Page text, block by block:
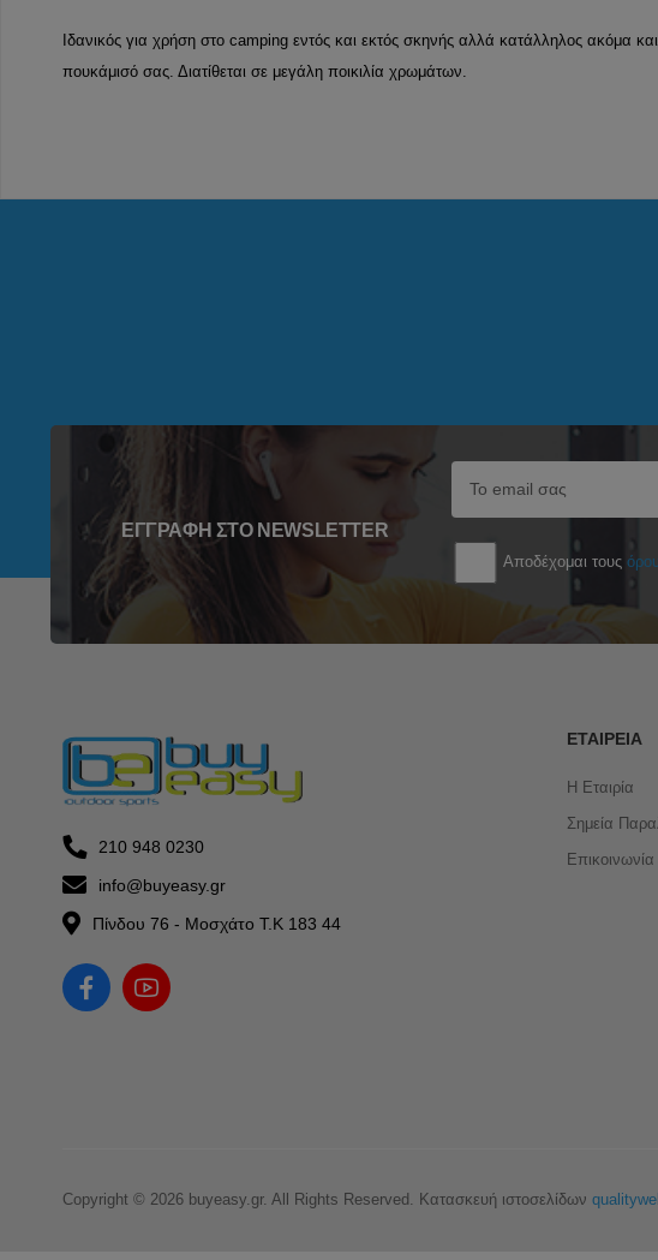
Ιδανικός για χρήση στο camping εντός και εκτός σκηνής αλλά κατάλληλος ακόμα
πουκάμισό σας. Διατίθεται σε μεγάλη ποικιλία χρωμάτων.
ΕΓΓΡΑΦΉ ΣΤΟ NEWSLETTER
Αποδέχομαι τους
210 948 0230
info@buyeasy.gr
Πίνδου 76 - Μοσχάτο Τ.Κ 183 44
ΕΤΑΙΡΕΊΑ
Η Εταιρία
Σημεία
Επικοινωνία
Copyright © 2026 buyeasy.gr. All Rights Reserved. Κατασκευή ιστοσελίδων